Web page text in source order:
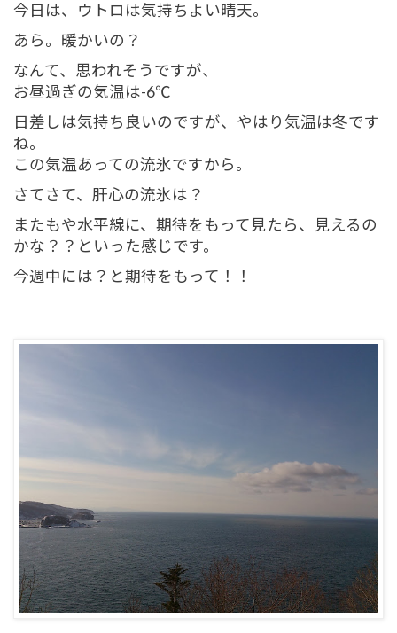
今日は、ウトロは気持ちよい晴天。
あら。暖かいの？
なんて、思われそうですが、
お昼過ぎの気温は-6℃
日差しは気持ち良いのですが、やはり気温は冬です
ね。
この気温あっての流氷ですから。
さてさて、肝心の流氷は？
またもや水平線に、期待をもって見たら、見えるの
かな？？といった感じです。
今週中には？と期待をもって！！